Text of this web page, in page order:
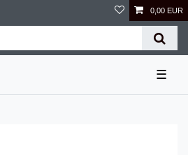
0,00 EUR
☰